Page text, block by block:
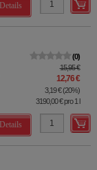
Details
0
15,95 €
12,76 €
3,19 €(20%)
3190,00 €pro 1 l
Details